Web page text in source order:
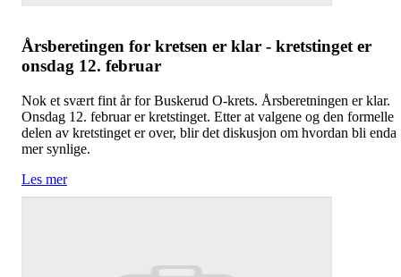
Årsberetingen for kretsen er klar - kretstinget er
onsdag 12. februar
Nok et svært fint år for Buskerud O-krets. Årsberetningen er klar.
Onsdag 12. februar er kretstinget. Etter at valgene og den formelle
delen av kretstinget er over, blir det diskusjon om hvordan bli enda
mer synlige.
Les mer